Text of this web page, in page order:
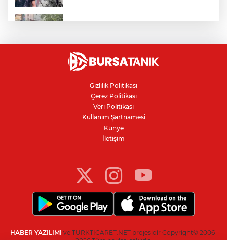
Avcılar Belediye Başkanı hakkında
tahliye kararı
Bursa'da vatandaşa zorla hesap açtırıp
kara para aklayan çeteye operasyon
Bursaspor'da 2026-2027 sezonu forma
Gizlilik Politikası
Çerez Politikası
Veri Politikası
Kullanım Şartnamesi
Künye
İletişim
HABER YAZILIMI ve TURKTICARET.NET projesidir Copyright© 2006-